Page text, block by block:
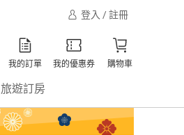
登入 / 註冊
我的訂單 我的優惠券 購物車
旅遊訂房